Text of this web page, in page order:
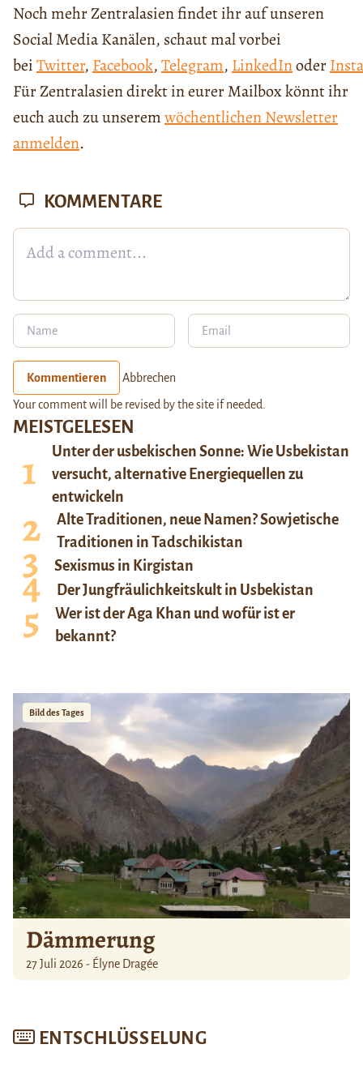
Noch mehr Zentralasien findet ihr auf unseren
Social Media Kanälen, schaut mal vorbei
beiTwitter,Facebook,Telegram,LinkedInoder
Für Zentralasien direkt in eurer Mailbox könnt ihr
euch auch zu unseremwöchentlichen Newsletter
anmelden.
MEISTGELESEN
Unter der usbekischen Sonne: Wie Usbekistan
versucht, alternative Energiequellen zu
entwickeln
Alte Traditionen, neue Namen? Sowjetische
Traditionen in Tadschikistan
Sexismus in Kirgistan
Der Jungfräulichkeitskult in Usbekistan
Wer ist der Aga Khan und wofür ist er
bekannt?
Bild des Tages
Dämmerung
27 Juli 2026 - Élyne Dragée
ENTSCHLÜSSELUNG
KOMMENTARE
Kommentieren Abbrechen
Your comment will be revised by the site if needed.